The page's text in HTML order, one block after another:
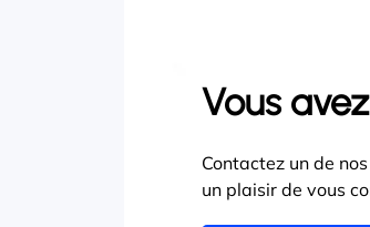
Vous
Contactez un de
un plaisir de vous